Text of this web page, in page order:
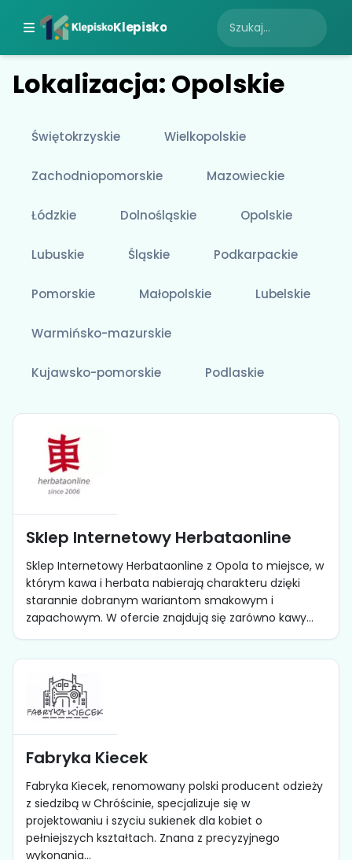
Klepisko
Lokalizacja: Opolskie
Świętokrzyskie Wielkopolskie
Zachodniopomorskie Mazowieckie
Łódzkie Dolnośląskie Opolskie
Lubuskie Śląskie Podkarpackie
Pomorskie Małopolskie Lubelskie
Warmińsko-mazurskie
Kujawsko-pomorskie Podlaskie
Sklep Internetowy Herbataonline
Sklep Internetowy Herbataonline z Opola to miejsce, w
którym kawa i herbata nabierają charakteru dzięki
starannie dobranym wariantom smakowym i
zapachowym. W ofercie znajdują się zarówno kawy...
Fabryka Kiecek
Fabryka Kiecek, renomowany polski producent odzieży
z siedzibą w Chróścinie, specjalizuje się w
projektowaniu i szyciu sukienek dla kobiet o
pełniejszych kształtach. Znana z precyzyjnego
wykonania...